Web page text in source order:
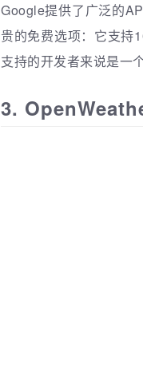
Google提供了广泛的
贵的免费选项：它支持
支持的开发者来说是一
3.